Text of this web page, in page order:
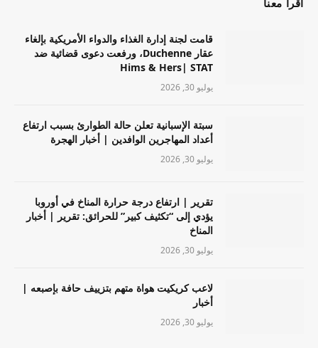
اقرأ معنا
قامت لجنة إدارة الغذاء والدواء الأمريكية بإلغاء
عقار Duchenne، ورفعت دعوى قضائية ضد
Hims & Hers| STAT
يوليو 30, 2026
سبتة الإسبانية تعلن حالة الطوارئ بسبب ارتفاع
أعداد المهاجرين الوافدين | أخبار الهجرة
يوليو 30, 2026
تقرير | ارتفاع درجة حرارة المناخ في أوروبا
يؤدي إلى “تكثيف كبير” للحرائق: تقرير | أخبار
المناخ
يوليو 30, 2026
لاعب كريكيت هواة متهم بتزييف حافة بإصبعه |
أخبار
يوليو 30, 2026